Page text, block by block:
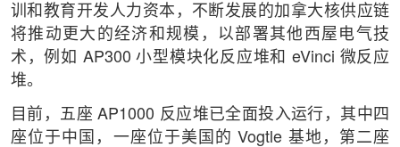
训和教育开发人力资本，不断发展的加拿大核供应链
将推动更大的经济和规模，以部署其他西屋电气技
术，例如 AP300 小型模块化反应堆和 eVinci 微反应
堆。
目前，五座 AP1000 反应堆已全面投入运行，其中四
座位于中国，一座位于美国的 Vogtle 基地，第二座